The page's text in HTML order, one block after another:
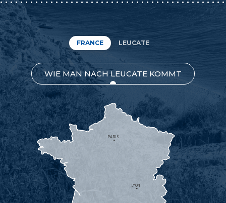
FRANCE LEUCATE
WIE MAN NACH LEUCATE KOMMT
LYON
PARIS